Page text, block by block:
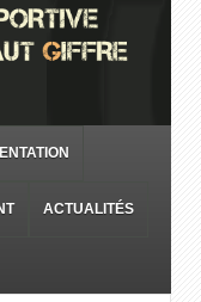
ACTUALITÉS